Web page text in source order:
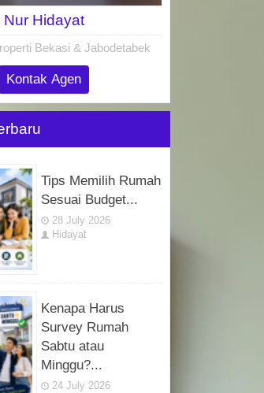
Nur Hidayat
Bekasi & Jabodetabek
Kontak Agen
Tips Memilih Rumah
Sesuai Budget...
28 July 2026
Hidayat
Kenapa Harus
Survey Rumah
Sabtu atau
Minggu?...
24 July 2026